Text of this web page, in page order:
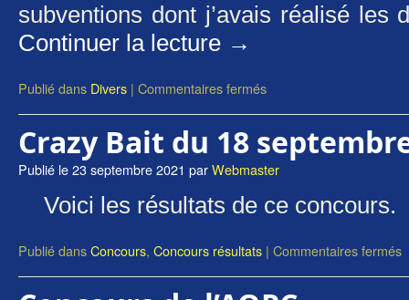
subventions dont j’avais réalisé
Continuer la lecture →
Publié dans Divers | Commentaires fermés
Crazy Bait du 18
Publié le23 septembre 2021 parWebmaster
Voici les résultats de ce concours.
Publié dansConcours, Concours résultats | Commentaires fermés